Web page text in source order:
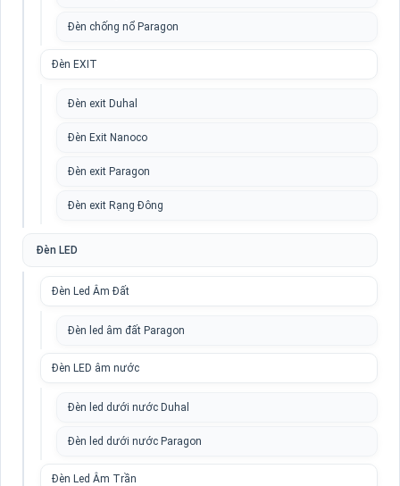
Đèn chống nổ Paragon
Đèn EXIT
Đèn exit Duhal
Đèn Exit Nanoco
Đèn exit Paragon
Đèn exit Rạng Đông
Đèn LED
Đèn Led Âm Đất
Đèn led âm đất Paragon
Đèn LED âm nước
Đèn led dưới nước Duhal
Đèn led dưới nước Paragon
Đèn Led Âm Trần